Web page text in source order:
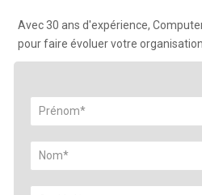
Avec 30 ans d'expérience,
pour faire évoluer votre